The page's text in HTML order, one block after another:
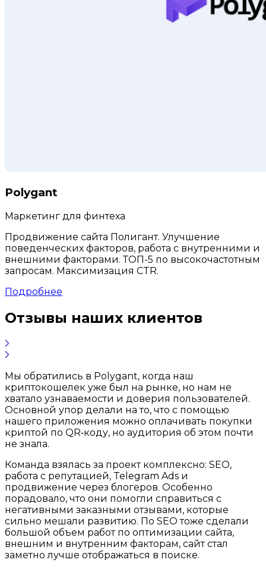
Polygant
Маркетинг для финтеха
Продвижение сайта Полигант. Улучшение
поведенческих факторов, работа с внутренними и
внешними факторами. ТОП-5 по высокочастотным
запросам. Максимизация CTR.
Подробнее
Отзывы наших клиентов
Мы обратились в Polygant, когда наш
криптокошелек уже был на рынке, но нам не
хватало узнаваемости и доверия пользователей.
Основной упор делали на то, что с помощью
нашего приложения можно оплачивать покупки
криптой по QR‑коду, но аудитория об этом почти
не знала.
Команда взялась за проект комплексно: SEO,
работа с репутацией, Telegram Ads и
продвижение через блогеров. Особенно
порадовало, что они помогли справиться с
негативными заказными отзывами, которые
сильно мешали развитию. По SEO тоже сделали
большой объем работ по оптимизации сайта,
внешним и внутренним факторам, сайт стал
заметно лучше отображаться в поиске.